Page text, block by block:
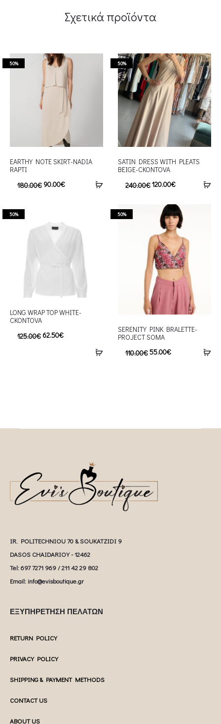
Σχετικά προϊόντα
50%
EARTHY NOTE SKIRT-NADIA
RAPTI
180.00€ 90.00€
50%
SATIN DRESS WITH PLEATS
BEIGE-CKONTOVA
240.00€120.00€
50%
LONG WRAP TOP WHITE-
CKONTOVA
125.00€ 62.50€
50%
SERENITY PINK BRALETTE-
PROJECT SOMA
110.00€55.00€
IR. POLITECHNIOU 70 & SOUKATZIDI 9
DASOS CHAIDARIOY - 12462
Tel: 697 7271 969 / 211 42 29 802
Email: info@evisboutique.gr
ΕΞΥΠΗΡΕΤΗΣΗ ΠΕΛΑΤΩΝ
RETURN POLICY
PRIVACY POLICY
SHIPPING & PAYMENT METHODS
CONTACT US
ABOUT US